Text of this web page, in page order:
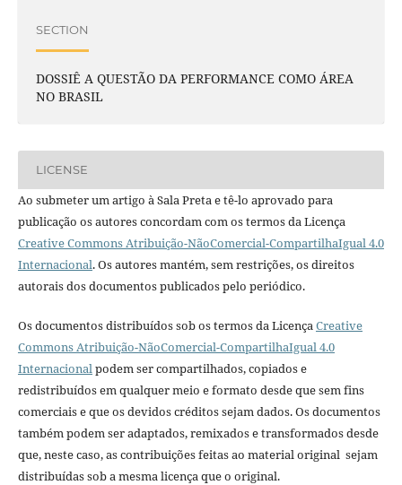
SECTION
DOSSIÊ A QUESTÃO DA PERFORMANCE COMO ÁREA
NO BRASIL
LICENSE
Ao submeter um artigo à Sala Preta e tê-lo aprovado para
publicação os autores concordam com os termos da Licença
Creative Commons Atribuição-NãoComercial-CompartilhaIgual 4.0
Internacional. Os autores mantém, sem restrições, os direitos
autorais dos documentos publicados pelo periódico.
Os documentos distribuídos sob os termos da LicençaCreative
Commons Atribuição-NãoComercial-CompartilhaIgual 4.0
Internacionalpodem ser compartilhados, copiados e
redistribuídos em qualquer meio e formato desde que sem fins
comerciais e que os devidos créditos sejam dados. Os documentos
também podem ser adaptados, remixados e transformados desde
que, neste caso, as contribuições feitas ao material original sejam
distribuídas sob a mesma licença que o original.